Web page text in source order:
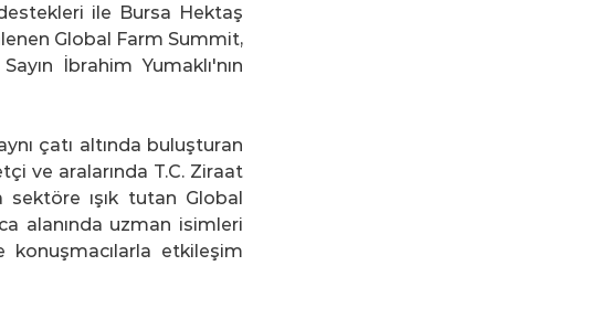
ile Bursa Hektaş
Global Farm Summit,
İbrahim Yumaklı'nın
çatı altında buluşturan
ve aralarında T.C. Ziraat
sektöre ışık tutan Global
alanında uzman isimleri
etkileşim